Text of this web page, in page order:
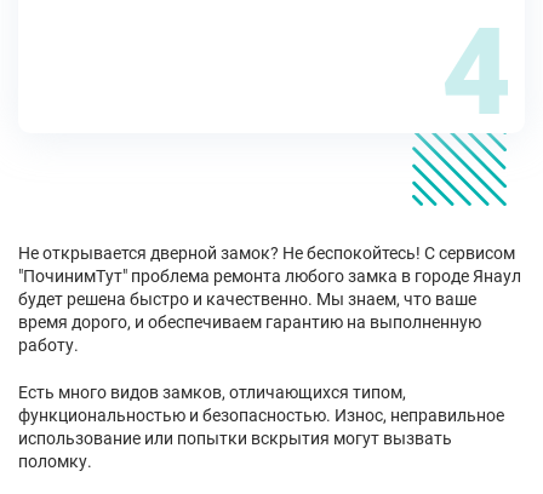
4
Не открывается дверной замок? Не беспокойтесь! С сервисом
"ПочинимТут" проблема ремонта любого замка в городе Янаул
будет решена быстро и качественно. Мы знаем, что ваше
время дорого, и обеспечиваем гарантию на выполненную
работу.
Есть много видов замков, отличающихся типом,
функциональностью и безопасностью. Износ, неправильное
использование или попытки вскрытия могут вызвать
поломку.